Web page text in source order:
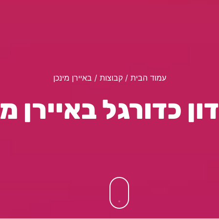
עמוד הבית / קבוצות / באיירן מינכן
כדורגל באיירן